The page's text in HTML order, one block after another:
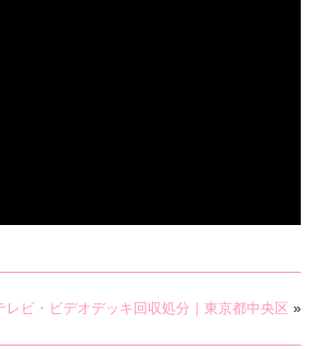
レビ・ビデオデッキ回収処分｜東京都中央区 »